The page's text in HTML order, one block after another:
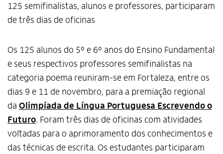
125 semifinalistas, alunos e professores, participaram
de três dias de oficinas
Os 125 alunos do 5º e 6º anos do Ensino Fundamental
e seus respectivos professores semifinalistas na
categoria poema reuniram-se em Fortaleza, entre os
dias 9 e 11 de novembro, para a premiação regional
da Olimpíada de Língua Portuguesa Escrevendo o
Futuro. Foram três dias de oficinas com atividades
voltadas para o aprimoramento dos conhecimentos e
das técnicas de escrita. Os estudantes participaram